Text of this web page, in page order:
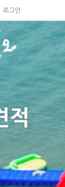
로그인
적
케치